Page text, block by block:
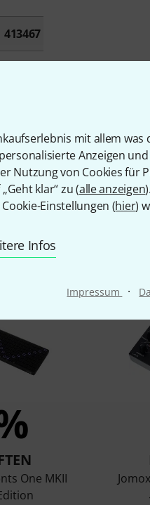
mit allem was
Anzeigen
Nutzung von Cookies für
klar“ zu (alle anzeigen).
Einstellungen (hier)
Infos
Impressum ·
413467
Nein
Nein
One MKII